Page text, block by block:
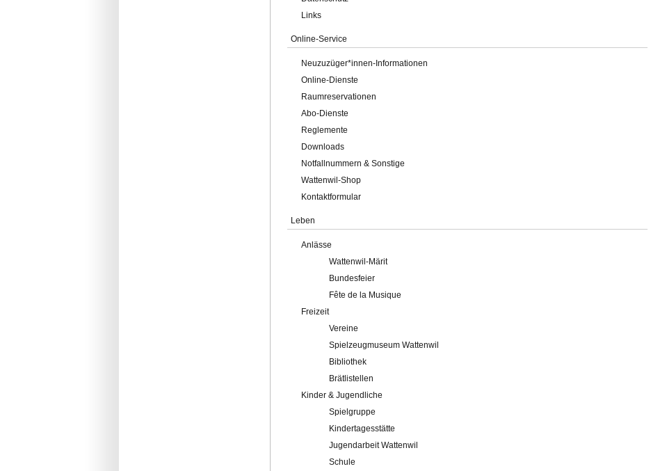
Links
Online-Service
Neuzuzüger*innen-Informationen
Online-Dienste
Raumreservationen
Abo-Dienste
Reglemente
Downloads
Notfallnummern & Sonstige
Wattenwil-Shop
Kontaktformular
Leben
Anlässe
Wattenwil-Märit
Bundesfeier
Fête de la Musique
Freizeit
Vereine
Spielzeugmuseum Wattenwil
Bibliothek
Brätlistellen
Kinder & Jugendliche
Spielgruppe
Kindertagesstätte
Jugendarbeit Wattenwil
Schule